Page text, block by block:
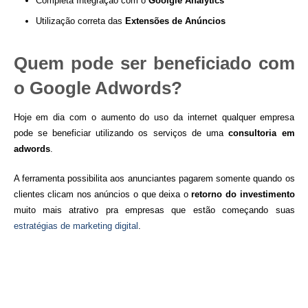
Utilização correta das Extensões de Anúncios
Quem pode ser beneficiado com
o Google Adwords?
Hoje em dia com o aumento do uso da internet qualquer empresa
pode se beneficiar utilizando os serviços de umaconsultoria em
adwords.
A ferramenta possibilita aos anunciantes pagarem somente quando os
clientes clicam nos anúncios o que deixa oretorno do investimento
muito mais atrativo pra empresas que estão começando suas
estratégias de marketing digital